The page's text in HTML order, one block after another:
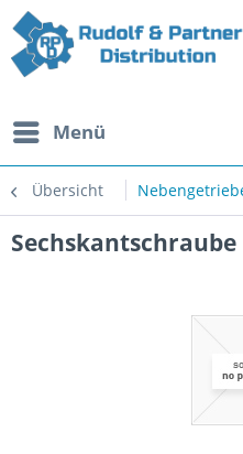
Menü
Übersicht
Sechskantschraube